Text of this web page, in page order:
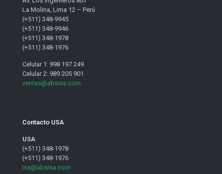
La Molina, Lima 12 – Perú
(+511) 348-9945
(+511) 348-9946
(+511) 348-1978
(+511) 348-1976
Celular 1: 998 197 249
Celular 2: 989 205 901
ventas@absisa.com
Contacto USA
USA
(+511) 348-1978
(+511) 348-1976
iss@absisa.com